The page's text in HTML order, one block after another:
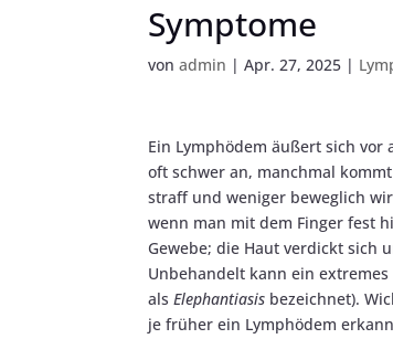
Symptome
vonadmin |Apr. 27, 2025 |
Ein Lymphödem äußert sich
oft schwer an, manchmal
straff und weniger beweglich
wenn man mit dem Finger fest
Gewebe; die Haut verdickt sich
Unbehandelt kann ein
alsElephantiasis bezeichnet)​.
je früher ein Lymphödem